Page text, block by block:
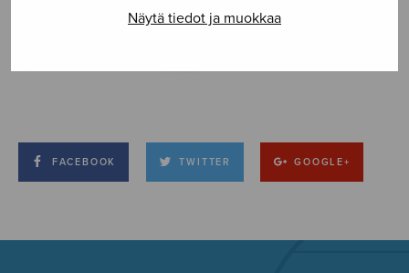
Näytä tiedot ja muokkaa
FACEBOOK TWITTER GOOGLE+